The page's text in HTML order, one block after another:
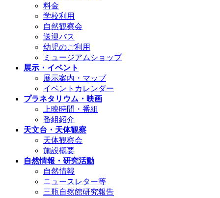
料金
学校利用
自然観察会
送迎バス
幼児のご利用
ミュージアムショップ
展示・イベント
展示案内・マップ
イベントカレンダー
プラネタリウム・映画
上映時間・番組
番組紹介
天文台・天体観察
天体観察会
施設概要
自然情報・研究活動
自然情報
ニュースレター等
三瓶自然館研究報告